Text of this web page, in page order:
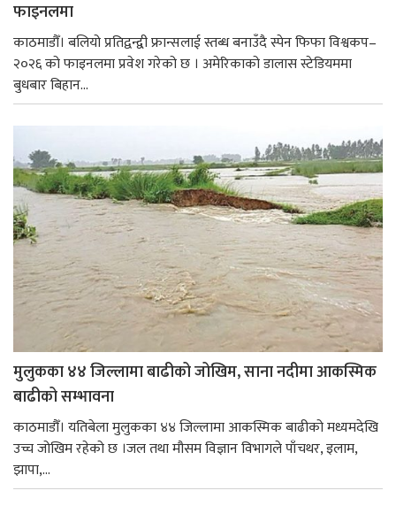
फाइनलमा
काठमाडौँ। बलियो प्रतिद्वन्द्वी फ्रान्सलाई स्तब्ध बनाउँदै स्पेन फिफा विश्वकप–
२०२६ को फाइनलमा प्रवेश गरेको छ । अमेरिकाको डालास स्टेडियममा
बुधबार बिहान...
मुलुकका ४४ जिल्लामा बाढीको जोखिम, साना नदीमा आकस्मिक
बाढीको सम्भावना
काठमाडौँ। यतिबेला मुलुकका ४४ जिल्लामा आकस्मिक बाढीको मध्यमदेखि
उच्च जोखिम रहेको छ ।जल तथा मौसम विज्ञान विभागले पाँचथर, इलाम,
झापा,...